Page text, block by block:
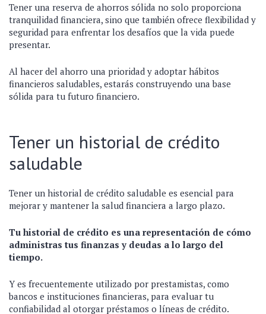
Tener una reserva de ahorros sólida no solo proporciona
tranquilidad financiera, sino que también ofrece flexibilidad y
seguridad para enfrentar los desafíos que la vida puede
presentar.
Al hacer del ahorro una prioridad y adoptar hábitos
financieros saludables, estarás construyendo una base
sólida para tu futuro financiero.
Tener un historial de crédito
saludable
Tener un historial de crédito saludable es esencial para
mejorar y mantener la salud financiera a largo plazo.
Tu historial de crédito es una representación de cómo
administras tus finanzas y deudas a lo largo del
tiempo.
Y es frecuentemente utilizado por prestamistas, como
bancos e instituciones financieras, para evaluar tu
confiabilidad al otorgar préstamos o líneas de crédito.